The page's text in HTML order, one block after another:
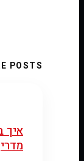
POSTS
איך